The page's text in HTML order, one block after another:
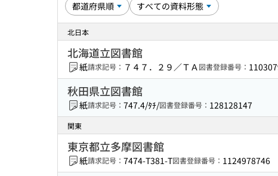
北日本
北海道立図書館
紙請求記号： ７４７．２９／ＴＡ図書登録番号：
秋田県立図書館
紙請求記号： 747.4/ﾀﾁ/図書登録番号： 128128147
関東
東京都立多摩図書館
紙請求記号： 7474-T381-T図書登録番号： 1124978746